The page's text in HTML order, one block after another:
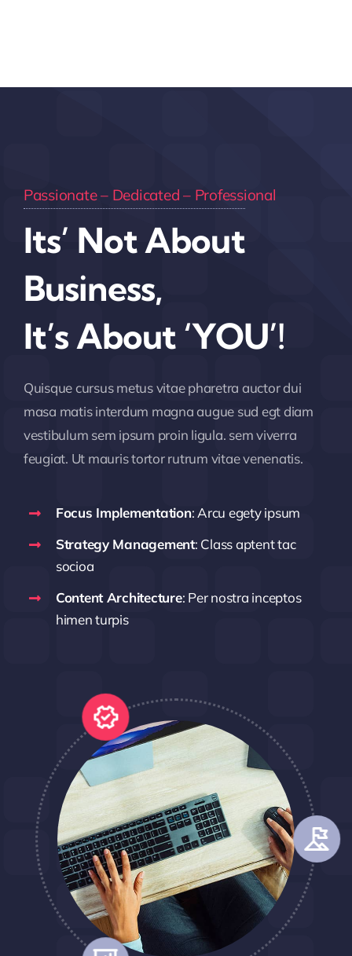
Passionate – Dedicated – Professional
Its’ Not About
Business,
It’s About ‘YOU’!
Quisque cursus metus vitae pharetra auctor dui
masa matis interdum magna augue sud egt diam
vestibulum sem ipsum proin ligula. sem viverra
feugiat. Ut mauris tortor rutrum vitae venenatis.
Focus Implementation: Arcu egety ipsum
Strategy Management: Class aptent tac
socioa
Content Architecture: Per nostra inceptos
himen turpis